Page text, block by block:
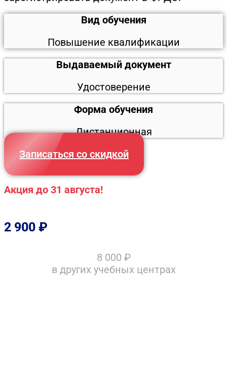
Вид обучения
Повышение квалификации
Выдаваемый документ
Удостоверение
Форма обучения
Дистанционная
Записаться со скидкой
Акция до 31 августа!
2 900 ₽
8 000 ₽
в других учебных центрах